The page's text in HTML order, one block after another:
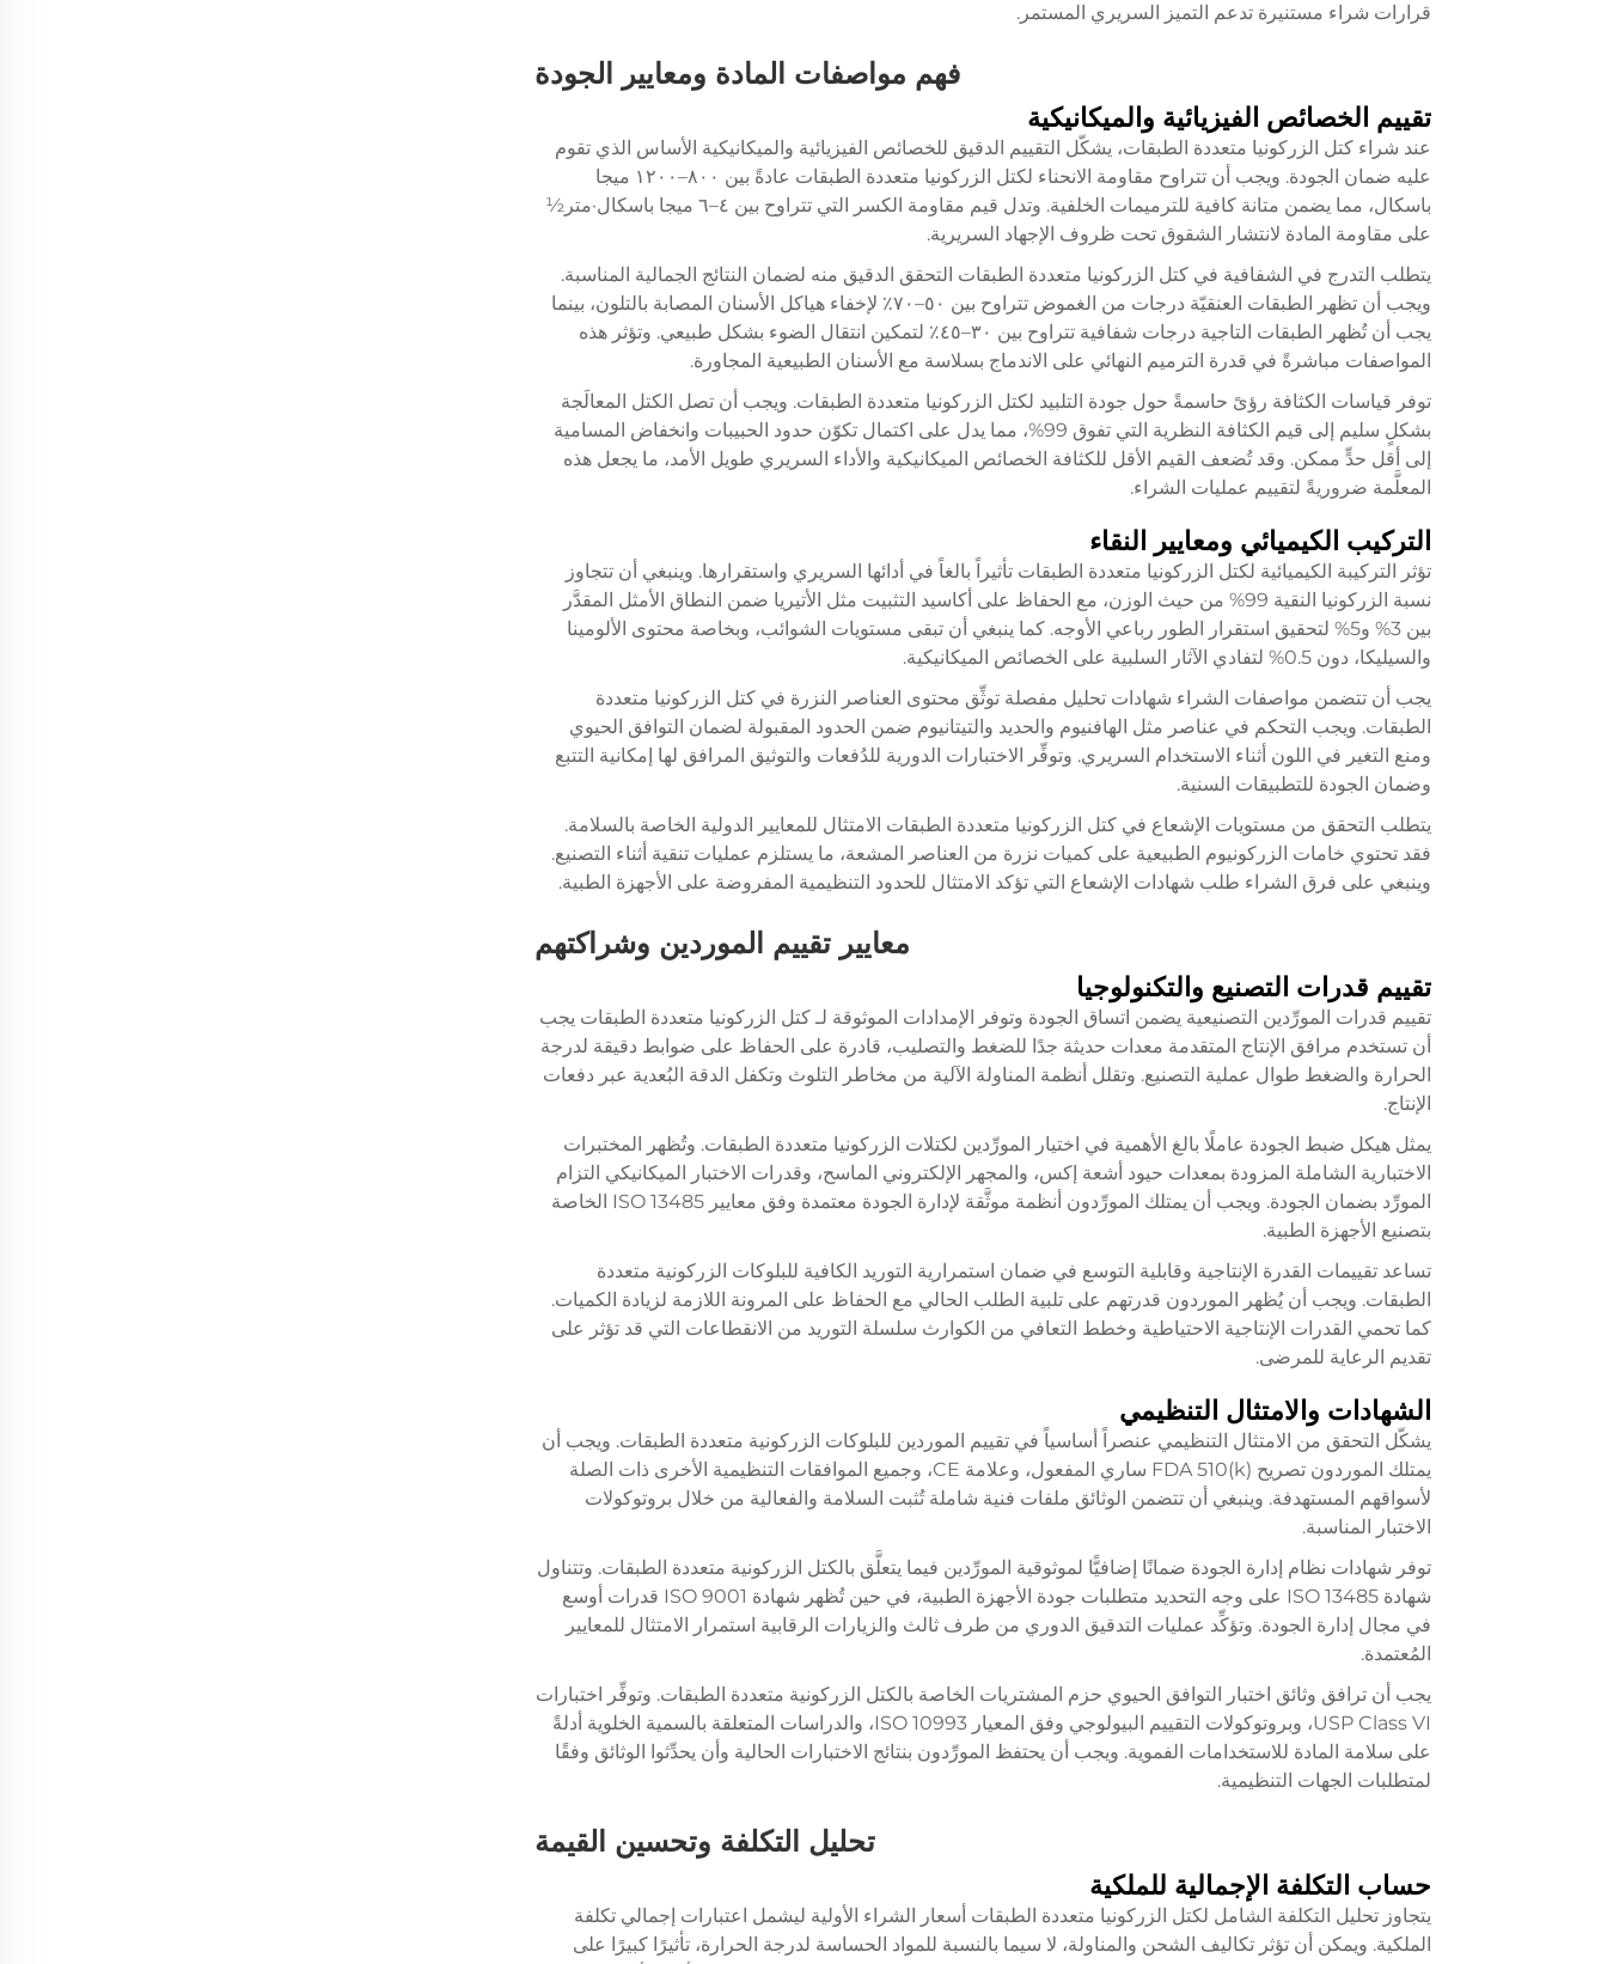
قرارات شراء مستنيرة تدعم التميز السريري المستمر.
فهم مواصفات المادة ومعايير الجودة
تقييم الخصائص الفيزيائية والميكانيكية
عند شراء كتل الزركونيا متعددة الطبقات، يشكّل التقييم الدقيق للخصائص الفيزيائية والميكانيكية الأساس الذي تقوم
عليه ضمان الجودة. ويجب أن تتراوح مقاومة الانحناء لكتل الزركونيا متعددة الطبقات عادةً بين ٨٠٠–١٢٠٠ ميجا
باسكال، مما يضمن متانة كافية للترميمات الخلفية. وتدل قيم مقاومة الكسر التي تتراوح بين ٤–٦ ميجا باسكال·متر½
على مقاومة المادة لانتشار الشقوق تحت ظروف الإجهاد السريرية.
يتطلب التدرج في الشفافية في كتل الزركونيا متعددة الطبقات التحقق الدقيق منه لضمان النتائج الجمالية المناسبة.
ويجب أن تظهر الطبقات العنقيّة درجات من الغموض تتراوح بين ٥٠–٧٠٪ لإخفاء هياكل الأسنان المصابة بالتلون، بينما
يجب أن تُظهر الطبقات التاجية درجات شفافية تتراوح بين ٣٠–٤٥٪ لتمكين انتقال الضوء بشكل طبيعي. وتؤثر هذه
المواصفات مباشرةً في قدرة الترميم النهائي على الاندماج بسلاسة مع الأسنان الطبيعية المجاورة.
توفر قياسات الكثافة رؤىً حاسمةً حول جودة التلبيد لكتل الزركونيا متعددة الطبقات. ويجب أن تصل الكتل المعالَجة
بشكلٍ سليم إلى قيم الكثافة النظرية التي تفوق 99%، مما يدل على اكتمال تكوّن حدود الحبيبات وانخفاض المسامية
إلى أقل حدٍّ ممكن. وقد تُضعف القيم الأقل للكثافة الخصائص الميكانيكية والأداء السريري طويل الأمد، ما يجعل هذه
المعلَّمة ضروريةً لتقييم عمليات الشراء.
التركيب الكيميائي ومعايير النقاء
تؤثر التركيبة الكيميائية لكتل الزركونيا متعددة الطبقات تأثيراً بالغاً في أدائها السريري واستقرارها. وينبغي أن تتجاوز
نسبة الزركونيا النقية 99% من حيث الوزن، مع الحفاظ على أكاسيد التثبيت مثل الأتيريا ضمن النطاق الأمثل المقدَّر
بين 3% و5% لتحقيق استقرار الطور رباعي الأوجه. كما ينبغي أن تبقى مستويات الشوائب، وبخاصة محتوى الألومينا
والسيليكا، دون 0.5% لتفادي الآثار السلبية على الخصائص الميكانيكية.
يجب أن تتضمن مواصفات الشراء شهادات تحليل مفصلة توثِّق محتوى العناصر النزرة في كتل الزركونيا متعددة
الطبقات. ويجب التحكم في عناصر مثل الهافنيوم والحديد والتيتانيوم ضمن الحدود المقبولة لضمان التوافق الحيوي
ومنع التغير في اللون أثناء الاستخدام السريري. وتوفِّر الاختبارات الدورية للدُفعات والتوثيق المرافق لها إمكانية التتبع
وضمان الجودة للتطبيقات السنية.
يتطلب التحقق من مستويات الإشعاع في كتل الزركونيا متعددة الطبقات الامتثال للمعايير الدولية الخاصة بالسلامة.
فقد تحتوي خامات الزركونيوم الطبيعية على كميات نزرة من العناصر المشعة، ما يستلزم عمليات تنقية أثناء التصنيع.
وينبغي على فرق الشراء طلب شهادات الإشعاع التي تؤكد الامتثال للحدود التنظيمية المفروضة على الأجهزة الطبية.
معايير تقييم الموردين وشراكتهم
تقييم قدرات التصنيع والتكنولوجيا
تقييم قدرات المورِّدين التصنيعية يضمن اتساق الجودة وتوفر الإمدادات الموثوقة لـكتل الزركونيا متعددة الطبقات يجب
أن تستخدم مرافق الإنتاج المتقدمة معدات حديثة جدًا للضغط والتصليب، قادرة على الحفاظ على ضوابط دقيقة لدرجة
الحرارة والضغط طوال عملية التصنيع. وتقلل أنظمة المناولة الآلية من مخاطر التلوث وتكفل الدقة البُعدية عبر دفعات
الإنتاج.
يمثل هيكل ضبط الجودة عاملًا بالغ الأهمية في اختيار المورِّدين لكتلات الزركونيا متعددة الطبقات. وتُظهر المختبرات
الاختبارية الشاملة المزودة بمعدات حيود أشعة إكس، والمجهر الإلكتروني الماسح، وقدرات الاختبار الميكانيكي التزام
المورِّد بضمان الجودة. ويجب أن يمتلك المورِّدون أنظمة موثَّقة لإدارة الجودة معتمدة وفق معايير ISO 13485 الخاصة
بتصنيع الأجهزة الطبية.
تساعد تقييمات القدرة الإنتاجية وقابلية التوسع في ضمان استمرارية التوريد الكافية للبلوكات الزركونية متعددة
الطبقات. ويجب أن يُظهر الموردون قدرتهم على تلبية الطلب الحالي مع الحفاظ على المرونة اللازمة لزيادة الكميات.
كما تحمي القدرات الإنتاجية الاحتياطية وخطط التعافي من الكوارث سلسلة التوريد من الانقطاعات التي قد تؤثر على
تقديم الرعاية للمرضى.
الشهادات والامتثال التنظيمي
يشكّل التحقق من الامتثال التنظيمي عنصراً أساسياً في تقييم الموردين للبلوكات الزركونية متعددة الطبقات. ويجب أن
يمتلك الموردون تصريح FDA 510(k) ساري المفعول، وعلامة CE، وجميع الموافقات التنظيمية الأخرى ذات الصلة
لأسواقهم المستهدفة. وينبغي أن تتضمن الوثائق ملفات فنية شاملة تُثبت السلامة والفعالية من خلال بروتوكولات
الاختبار المناسبة.
توفر شهادات نظام إدارة الجودة ضمانًا إضافيًّا لموثوقية المورِّدين فيما يتعلَّق بالكتل الزركونية متعددة الطبقات. وتتناول
شهادة ISO 13485 على وجه التحديد متطلبات جودة الأجهزة الطبية، في حين تُظهر شهادة ISO 9001 قدرات أوسع
في مجال إدارة الجودة. وتؤكِّد عمليات التدقيق الدوري من طرف ثالث والزيارات الرقابية استمرار الامتثال للمعايير
المُعتمدة.
يجب أن ترافق وثائق اختبار التوافق الحيوي حزم المشتريات الخاصة بالكتل الزركونية متعددة الطبقات. وتوفِّر اختبارات
USP Class VI، وبروتوكولات التقييم البيولوجي وفق المعيار ISO 10993، والدراسات المتعلقة بالسمية الخلوية أدلةً
على سلامة المادة للاستخدامات الفموية. ويجب أن يحتفظ المورِّدون بنتائج الاختبارات الحالية وأن يحدِّثوا الوثائق وفقًا
لمتطلبات الجهات التنظيمية.
تحليل التكلفة وتحسين القيمة
حساب التكلفة الإجمالية للملكية
يتجاوز تحليل التكلفة الشامل لكتل الزركونيا متعددة الطبقات أسعار الشراء الأولية ليشمل اعتبارات إجمالي تكلفة
الملكية. ويمكن أن تؤثر تكاليف الشحن والمناولة، لا سيما بالنسبة للمواد الحساسة لدرجة الحرارة، تأثيرًا كبيرًا على